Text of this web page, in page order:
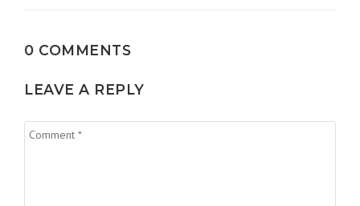
0 COMMENTS
LEAVE A REPLY